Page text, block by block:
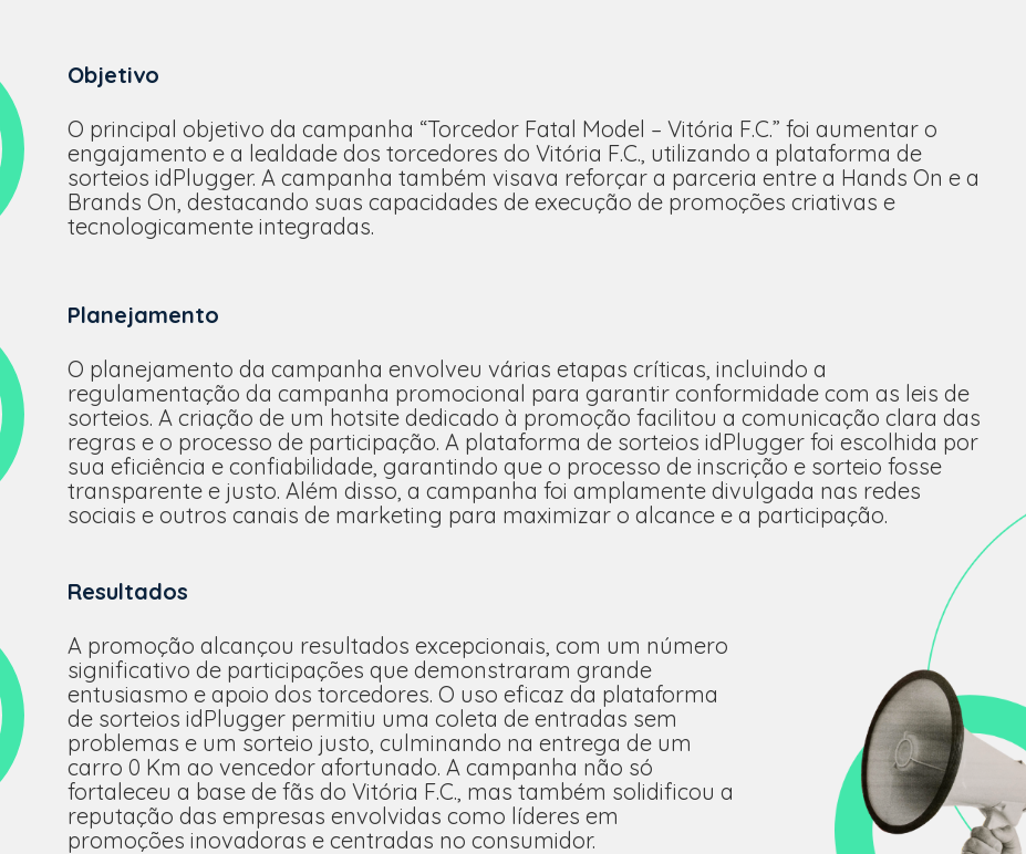
Objetivo
O principal objetivo da campanha “Torcedor Fatal Model – Vitória F.C.” foi aumentar o
engajamento e a lealdade dos torcedores do Vitória F.C., utilizando a plataforma de
sorteios idPlugger. A campanha também visava reforçar a parceria entre a Hands On e a
Brands On, destacando suas capacidades de execução de promoções criativas e
tecnologicamente integradas.
Planejamento
O planejamento da campanha envolveu várias etapas críticas, incluindo a
regulamentação da campanha promocional para garantir conformidade com as leis de
sorteios. A criação de um hotsite dedicado à promoção facilitou a comunicação clara das
regras e o processo de participação. A plataforma de sorteios idPlugger foi escolhida por
sua eficiência e confiabilidade, garantindo que o processo de inscrição e sorteio fosse
transparente e justo. Além disso, a campanha foi amplamente divulgada nas redes
sociais e outros canais de marketing para maximizar o alcance e a participação.
Resultados
A promoção alcançou resultados excepcionais, com um número
significativo de participações que demonstraram grande
entusiasmo e apoio dos torcedores. O uso eficaz da plataforma
de sorteios idPlugger permitiu uma coleta de entradas sem
problemas e um sorteio justo, culminando na entrega de um
carro 0 Km ao vencedor afortunado. A campanha não só
fortaleceu a base de fãs do Vitória F.C., mas também solidificou a
reputação das empresas envolvidas como líderes em
promoções inovadoras e centradas no consumidor.